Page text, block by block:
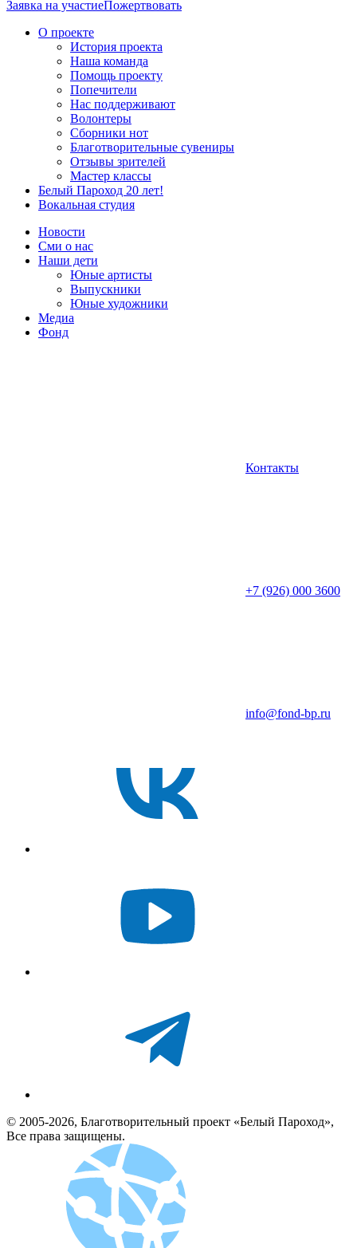
Заявка на участиеПожертвовать
О проекте
История проекта
Наша команда
Помощь проекту
Попечители
Нас поддерживают
Волонтеры
Сборники нот
Благотворительные сувениры
Отзывы зрителей
Мастер классы
Белый Пароход 20 лет!
Вокальная студия
Новости
Сми о нас
Наши дети
Юные артисты
Выпускники
Юные художники
Медиа
Фонд
Контакты
+7 (926) 000 3600
info@fond-bp.ru
© 2005-2026, Благотворительный проект «Белый Пароход»,
Все права защищены.